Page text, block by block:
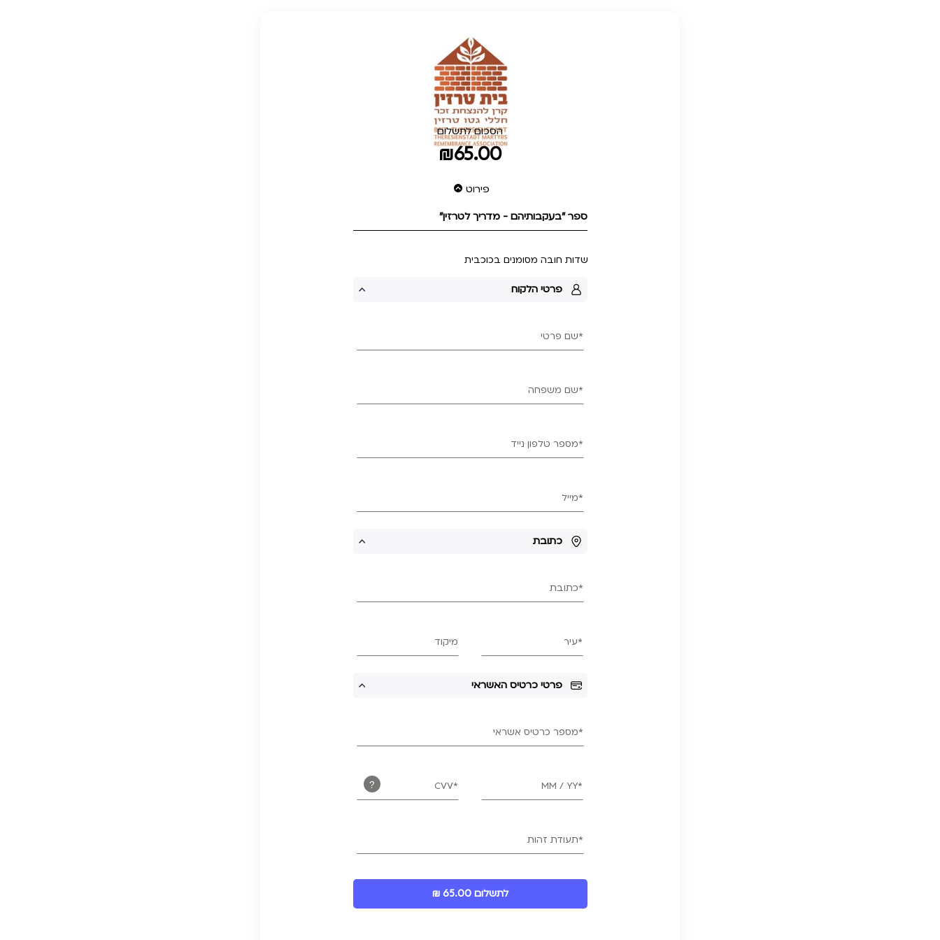
הסכום לתשלום
₪65.00
פירוט
ספר "בעקבותיהם - מדריך לטרזין"
שדות חובה מסומנים בכוכבית
פרטי הלקוח
*שם פרטי
*שם משפחה
*מספר טלפון נייד
*מייל
כתובת
*כתובת
*עיר מיקוד
פרטי כרטיס האשראי
*מספר כרטיס אשראי
*MM / YY
*CVV
?
*תעודת זהות